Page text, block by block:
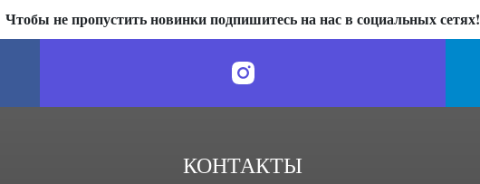
Чтобы не пропустить новинки подпишитесь на нас в социальных сетях!
КОНТАКТЫ